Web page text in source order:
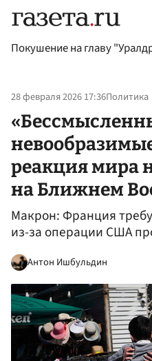
Покушение на главу
28 февраля 2026 17:36Политика
реакция мира
на Ближнем
Макрон: Франция
из-за операции США
Антон Ишбульдин